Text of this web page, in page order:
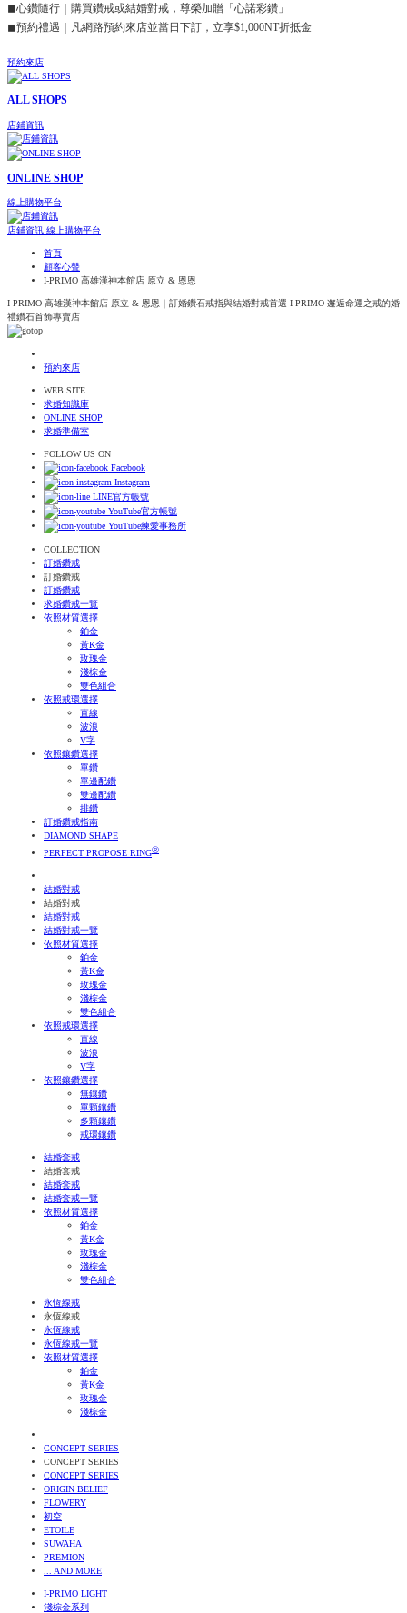
◼心鑽隨行｜購買鑽戒或結婚對戒，尊榮加贈「心諾彩鑽」
◼預約禮遇｜凡網路預約來店並當日下訂，立享$1,000NT折抵金
預約來店
ALL SHOPS
店鋪資訊
ONLINE SHOP
線上購物平台
店鋪資訊 線上購物平台
首頁
顧客心聲
I-PRIMO 高雄漢神本館店 原立 & 恩恩
I-PRIMO 高雄漢神本館店 原立 & 恩恩｜訂婚鑽石戒指與結婚對戒首選 I-PRIMO 邂逅命運之戒的婚
禮鑽石首飾專賣店
預約來店
WEB SITE
求婚知識庫
ONLINE SHOP
求婚準備室
FOLLOW US ON
Facebook
Instagram
LINE官方帳號
YouTube官方帳號
YouTube練愛事務所
COLLECTION
訂婚鑽戒
訂婚鑽戒
訂婚鑽戒
求婚鑽戒一覽
依照材質選擇
鉑金
黃K金
玫瑰金
淺棕金
雙色組合
依照戒環選擇
直線
波浪
V字
依照鑲鑽選擇
單鑽
單邊配鑽
雙邊配鑽
排鑽
訂婚鑽戒指南
DIAMOND SHAPE
PERFECT PROPOSE RINGⓇ
結婚對戒
結婚對戒
結婚對戒
結婚對戒一覽
依照材質選擇
鉑金
黃K金
玫瑰金
淺棕金
雙色組合
依照戒環選擇
直線
波浪
V字
依照鑲鑽選擇
無鑲鑽
單顆鑲鑽
多顆鑲鑽
戒環鑲鑽
結婚套戒
結婚套戒
結婚套戒
結婚套戒一覽
依照材質選擇
鉑金
黃K金
玫瑰金
淺棕金
雙色組合
永恆線戒
永恆線戒
永恆線戒
永恆線戒一覽
依照材質選擇
鉑金
黃K金
玫瑰金
淺棕金
CONCEPT SERIES
CONCEPT SERIES
CONCEPT SERIES
ORIGIN BELIEF
FLOWERY
初空
ETOILE
SUWAHA
PREMION
... AND MORE
I-PRIMO LIGHT
淺棕金系列